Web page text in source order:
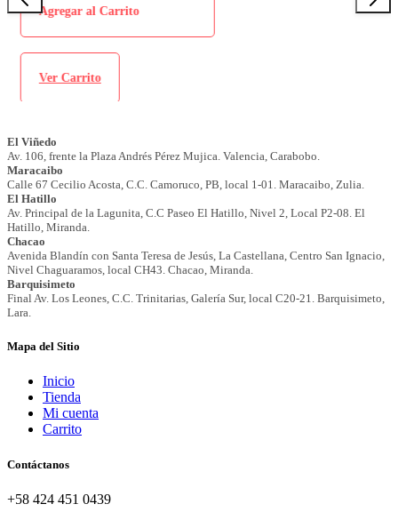
Agregar al Carrito
Ver Carrito
Mapa del Sitio
Inicio
Tienda
Mi cuenta
Carrito
Contáctanos
+58 424 451 0439